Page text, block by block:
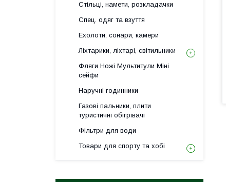
Стільці, намети, розкладачки
Спец. одяг та взуття
Ехолоти, сонари, камери
Ліхтарики, ліхтарі, світильники
Фляги Ножі Мультитули Міні
сейфи
Наручні годинники
Газові пальники, плити
туристичні обігрівачі
Фільтри для води
Товари для спорту та хобі